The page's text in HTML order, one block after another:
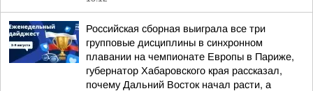
Российская сборная выиграла все три
групповые дисциплины в синхронном
плавании на чемпионате Европы в Париже,
губернатор Хабаровского края рассказал,
почему Дальний Восток начал расти, а